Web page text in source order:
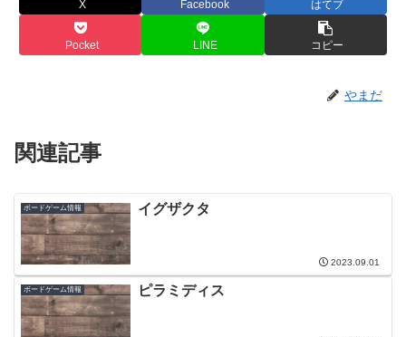
X Facebook はてブ
Pocket LINE コピー
やまだ
関連記事
ボードゲーム情報 イグザクタ
2023.09.01
ボードゲーム情報 ピラミディス